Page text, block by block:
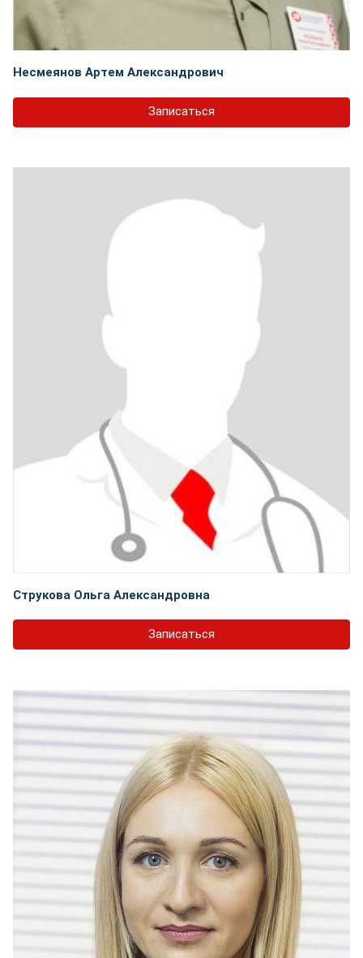
Несмеянов Артем Александрович
Записаться
Струкова Ольга Александровна
Записаться